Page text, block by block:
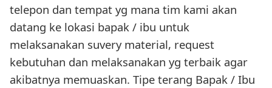
telepon dan tempat yg mana tim kami akan
datang ke lokasi bapak / ibu untuk
melaksanakan suvery material, request
kebutuhan dan melaksanakan yg terbaik agar
akibatnya memuaskan. Tipe terang Bapak / Ibu